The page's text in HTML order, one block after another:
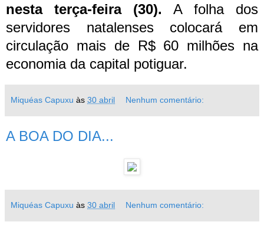
nesta terça-feira (30). A folha dos
servidores natalenses colocará em
circulação mais de R$ 60 milhões na
economia da capital potiguar.
Miquéas Capuxu às 30 abril Nenhum comentário:
A BOA DO DIA...
Miquéas Capuxu às 30 abril Nenhum comentário: